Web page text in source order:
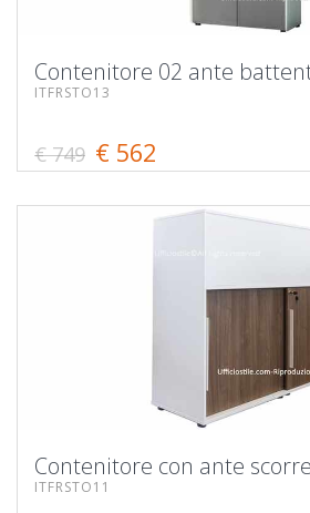
Contenitore 02 ante
ITFRSTO13
€ 749 € 562
Contenitore con ante
ITFRSTO11